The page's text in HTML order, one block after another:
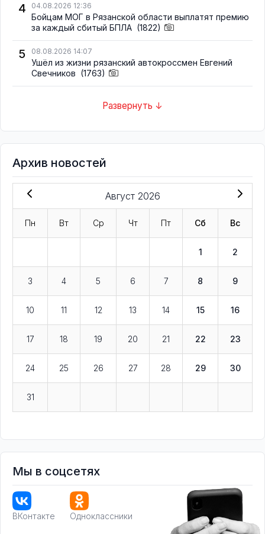
4 04.08.2026 12:36
Бойцам МОГ в Рязанской области выплатят премию
за каждый сбитый БПЛА (1822)
5 08.08.2026 14:07
Ушёл из жизни рязанский автокроссмен Евгений
Свечников (1763)
Развернуть ↓
Архив новостей
Август 2026
Пн Вт Ср Чт Пт Сб Вс
1 2
3 4 5 6 7 8 9
10 11 12 13 14 15 16
17 18 19 20 21 22 23
24 25 26 27 28 29 30
31
Мы в соцсетях
ВКонтакте Одноклассники